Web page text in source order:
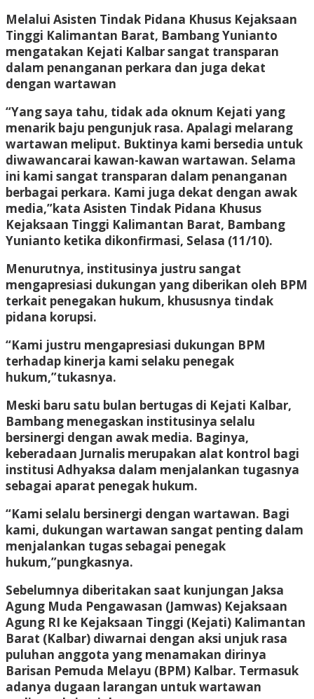
Melalui Asisten Tindak Pidana Khusus Kejaksaan
Tinggi Kalimantan Barat, Bambang Yunianto
mengatakan Kejati Kalbar sangat transparan
dalam penanganan perkara dan juga dekat
dengan wartawan
“Yang saya tahu, tidak ada oknum Kejati yang
menarik baju pengunjuk rasa. Apalagi melarang
wartawan meliput. Buktinya kami bersedia untuk
diwawancarai kawan-kawan wartawan. Selama
ini kami sangat transparan dalam penanganan
berbagai perkara. Kami juga dekat dengan awak
media,”kata Asisten Tindak Pidana Khusus
Kejaksaan Tinggi Kalimantan Barat, Bambang
Yunianto ketika dikonfirmasi, Selasa (11/10).
Menurutnya, institusinya justru sangat
mengapresiasi dukungan yang diberikan oleh BPM
terkait penegakan hukum, khususnya tindak
pidana korupsi.
“Kami justru mengapresiasi dukungan BPM
terhadap kinerja kami selaku penegak
hukum,”tukasnya.
Meski baru satu bulan bertugas di Kejati Kalbar,
Bambang menegaskan institusinya selalu
bersinergi dengan awak media. Baginya,
keberadaan Jurnalis merupakan alat kontrol bagi
institusi Adhyaksa dalam menjalankan tugasnya
sebagai aparat penegak hukum.
“Kami selalu bersinergi dengan wartawan. Bagi
kami, dukungan wartawan sangat penting dalam
menjalankan tugas sebagai penegak
hukum,”pungkasnya.
Sebelumnya diberitakan saat kunjungan Jaksa
Agung Muda Pengawasan (Jamwas) Kejaksaan
Agung RI ke Kejaksaan Tinggi (Kejati) Kalimantan
Barat (Kalbar) diwarnai dengan aksi unjuk rasa
puluhan anggota yang menamakan dirinya
Barisan Pemuda Melayu (BPM) Kalbar. Termasuk
adanya dugaan larangan untuk wartawan